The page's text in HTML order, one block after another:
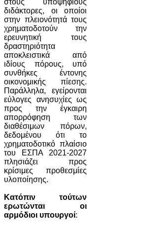
στους υποψήφιους
διδάκτορες, οι οποίοι
στην πλειονότητά τους
χρηματοδοτούν την
ερευνητική τους
δραστηριότητα
αποκλειστικά από
ιδίους πόρους, υπό
συνθήκες έντονης
οικονομικής πίεσης.
Παράλληλα, εγείρονται
εύλογες ανησυχίες ως
προς την έγκαιρη
απορρόφηση των
διαθέσιμων πόρων,
δεδομένου ότι το
χρηματοδοτικό πλαίσιο
του ΕΣΠΑ 2021-2027
πλησιάζει προς
κρίσιμες προθεσμίες
υλοποίησης.
Κατόπιν τούτων
ερωτώνται οι
αρμόδιοι υπουργοί: